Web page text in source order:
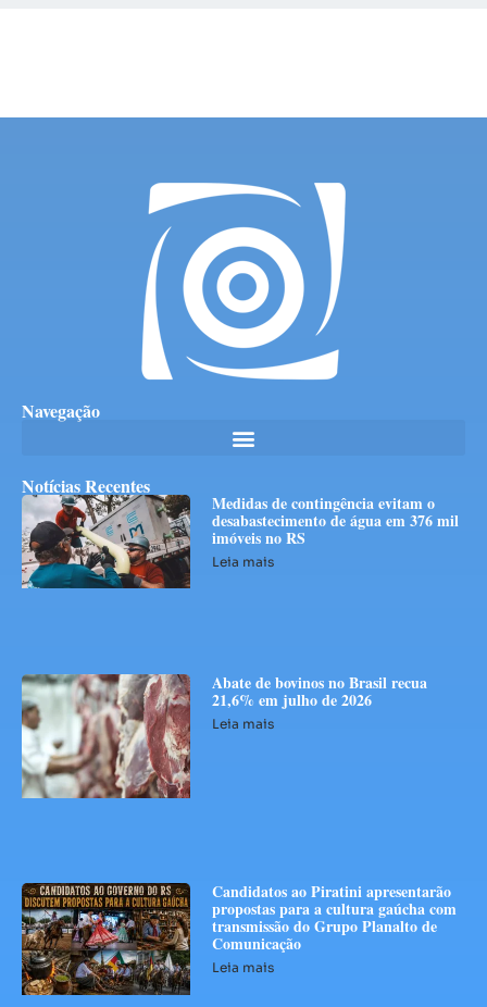
Navegação
Notícias Recentes
Medidas de contingência evitam o
desabastecimento de água em 376 mil
imóveis no RS
Leia mais
Abate de bovinos no Brasil recua
21,6% em julho de 2026
Leia mais
Candidatos ao Piratini apresentarão
propostas para a cultura gaúcha com
transmissão do Grupo Planalto de
Comunicação
Leia mais